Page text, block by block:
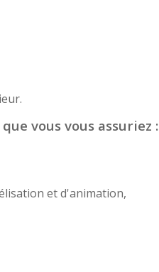
vous vous assuriez :
et d'animation,